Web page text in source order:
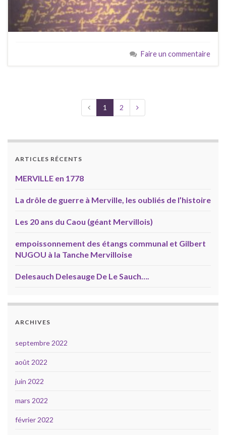
Faire un commentaire
1 2
ARTICLES RÉCENTS
MERVILLE en 1778
La drôle de guerre à Merville, les oubliés de l’histoire
Les 20 ans du Caou (géant Mervillois)
empoissonnement des étangs communal et Gilbert
NUGOU à la Tanche Mervilloise
Delesauch Delesauge De Le Sauch….
ARCHIVES
septembre 2022
août 2022
juin 2022
mars 2022
février 2022